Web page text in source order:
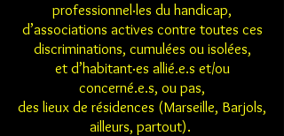
professionnel·les du handicap,
d’associations actives contre toutes ces
discriminations, cumulées ou isolées,
et d’habitant·es allié.e.s et/ou
concerné.e.s, ou pas,
des lieux de résidences (Marseille, Barjols,
ailleurs, partout).